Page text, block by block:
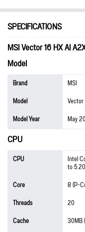
SPECIFICATIONS
MSI Vector 16 HX AI
Model
Brand
MSI
Model
Model Year
May
CPU
CPU Intel
to
Core
8 (P-
Threads
20
Cache
30MB